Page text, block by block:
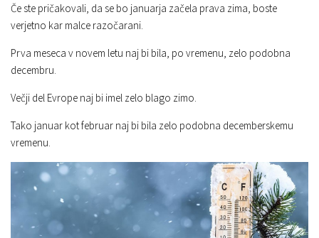
Če ste pričakovali, da se bo januarja začela prava zima, boste
verjetno kar malce razočarani.
Prva meseca v novem letu naj bi bila, po vremenu, zelo podobna
decembru.
Večji del Evrope naj bi imel zelo blago zimo.
Tako januar kot februar naj bi bila zelo podobna decemberskemu
vremenu.